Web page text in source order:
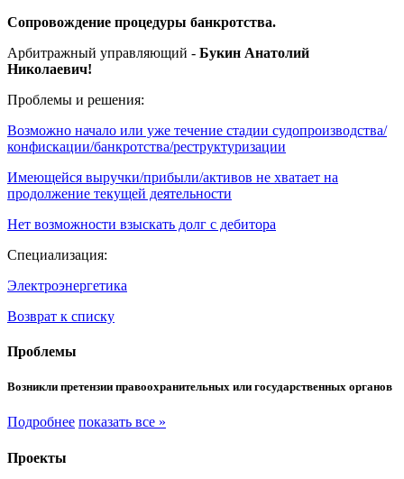
Сопровождение процедуры банкротства.
Арбитражный управляющий - Букин Анатолий
Николаевич!
Проблемы и решения:
Возможно начало или уже течение стадии судопроизводства/
конфискации/банкротства/реструктуризации
Имеющейся выручки/прибыли/активов не хватает на
продолжение текущей деятельности
Нет возможности взыскать долг с дебитора
Специализация:
Электроэнергетика
Возврат к списку
Проблемы
Возникли претензии правоохранительных или государственных органов
Подробнее показать все »
Проекты